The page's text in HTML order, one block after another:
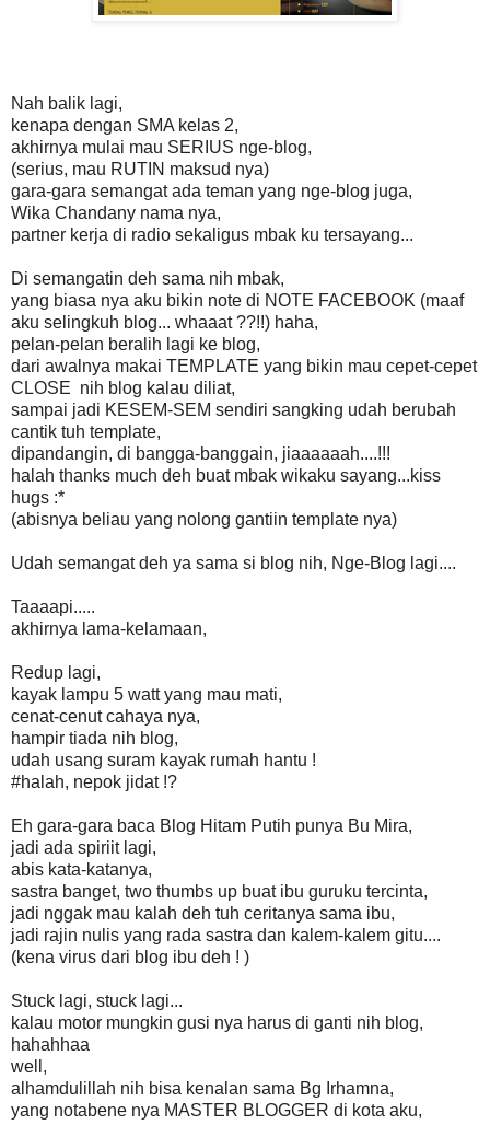
Nah balik lagi,
kenapa dengan SMA kelas 2,
akhirnya mulai mau SERIUS nge-blog,
(serius, mau RUTIN maksud nya)
gara-gara semangat ada teman yang nge-blog juga,
Wika Chandany nama nya,
partner kerja di radio sekaligus mbak ku tersayang...
Di semangatin deh sama nih mbak,
yang biasa nya aku bikin note di NOTE FACEBOOK (maaf
aku selingkuh blog... whaaat ??!!) haha,
pelan-pelan beralih lagi ke blog,
dari awalnya makai TEMPLATE yang bikin mau cepet-cepet
CLOSE nih blog kalau diliat,
sampai jadi KESEM-SEM sendiri sangking udah berubah
cantik tuh template,
dipandangin, di bangga-banggain, jiaaaaaah....!!!
halah thanks much deh buat mbak wikaku sayang...kiss
hugs :*
(abisnya beliau yang nolong gantiin template nya)
Udah semangat deh ya sama si blog nih, Nge-Blog lagi....
Taaaapi.....
akhirnya lama-kelamaan,
Redup lagi,
kayak lampu 5 watt yang mau mati,
cenat-cenut cahaya nya,
hampir tiada nih blog,
udah usang suram kayak rumah hantu !
#halah, nepok jidat !?
Eh gara-gara baca Blog Hitam Putih punya Bu Mira,
jadi ada spiriit lagi,
abis kata-katanya,
sastra banget, two thumbs up buat ibu guruku tercinta,
jadi nggak mau kalah deh tuh ceritanya sama ibu,
jadi rajin nulis yang rada sastra dan kalem-kalem gitu....
(kena virus dari blog ibu deh ! )
Stuck lagi, stuck lagi...
kalau motor mungkin gusi nya harus di ganti nih blog,
hahahhaa
well,
alhamdulillah nih bisa kenalan sama Bg Irhamna,
yang notabene nya MASTER BLOGGER di kota aku,